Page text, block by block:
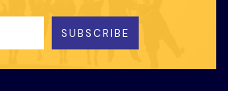
SUBSCRIBE